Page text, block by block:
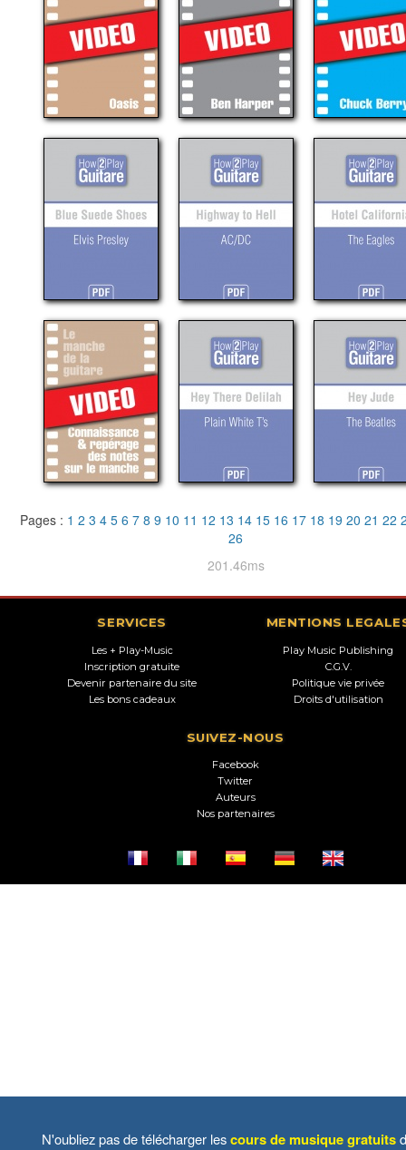
Pages : 1 2 3 4 5 6 7 8 9 10 11 12 13 14 15 16 17 18 19 20 21 22
26
201.46ms
SERVICES
Les + Play-Music
Inscription gratuite
Devenir partenaire du site
Les bons cadeaux
MENTIONS
Play Music Publishing
C.G.V.
Politique vie privée
Droits d'utilisation
SUIVEZ-NOUS
Facebook
Twitter
Auteurs
Nos partenaires
N'oubliez pas de télécharger lescours de musique gratuits